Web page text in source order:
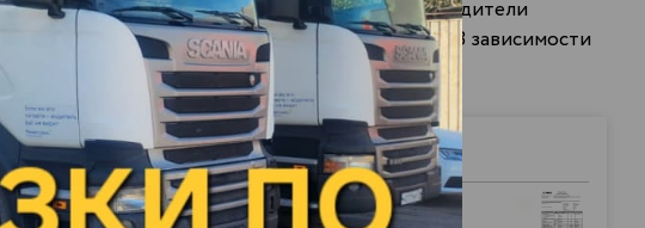
«Куплю керосин оптом» могут принять руководители
на резке металлов и т. д. В зависимости
Плотность
при наливе
Цена за литр